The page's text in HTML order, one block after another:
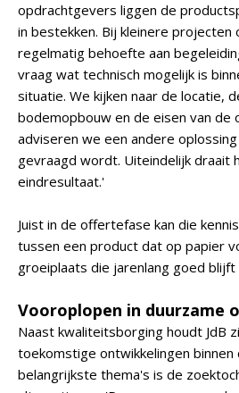
opdrachtgevers liggen de
in bestekken. Bij kleinere
regelmatig behoefte aan
vraag wat technisch mogelijk is
situatie. We kijken naar de locatie,
bodemopbouw en de eisen van de
adviseren we een andere oplossing
gevraagd wordt. Uiteindelijk draait
eindresultaat.'
Juist in de offertefase kan die
tussen een product dat op papier
groeiplaats die jarenlang goed blijft
Vooroplopen in duurzame
Naast kwaliteitsborging houdt JdB
toekomstige ontwikkelingen binnen
belangrijkste thema's is de